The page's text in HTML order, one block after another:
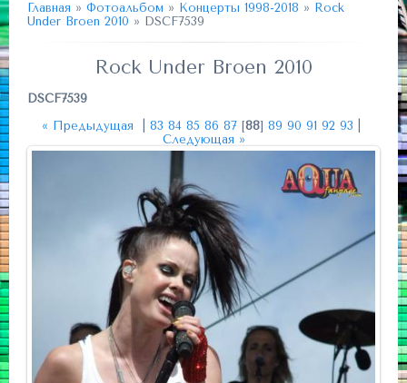
Главная » Фотоальбом » Концерты 1998-2018 » Rock
Under Broen 2010 » DSCF7539
Rock Under Broen 2010
DSCF7539
« Предыдущая
83 84 85 86 87 [88] 89 90 91 92 93
Следующая »